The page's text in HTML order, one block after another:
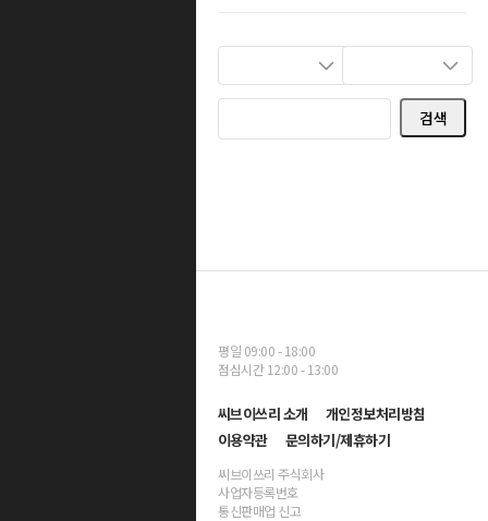
검색
평일 09:00 - 18:00
점심시간 12:00 - 13:00
씨브이쓰리 소개
개인정보처리방침
이용약관
문의하기/제휴하기
씨브이쓰리 주식회사
사업자등록번호
통신판매업 신고